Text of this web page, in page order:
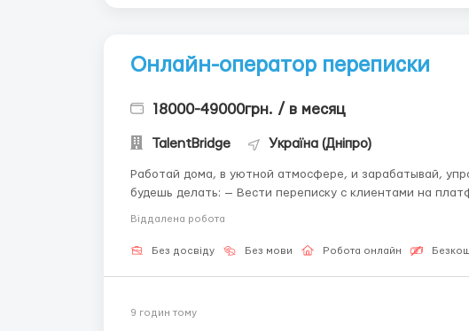
Онлайн-оператор переписки
18000-49000грн. / в месяц
TalentBridge Україна (Дніпро)
Работай дома, в уютной атмосфере, и зарабатывай,
будешь делать: — Вести переписку с клиентами на
Віддалена робота
Без досвіду Без мови Робота онлайн
9 годин тому